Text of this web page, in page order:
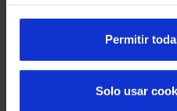
Permitir
Solo usar